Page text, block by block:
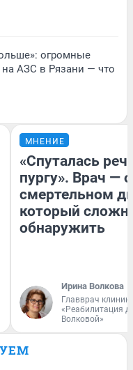
огромные
АЗС в Рязани — что
МНЕНИЕ
«Спуталась
пургу». Врач — о
смертельном
который
обнаружить
Ирина Волкова
Главврач
«Реабилитация
Волковой»